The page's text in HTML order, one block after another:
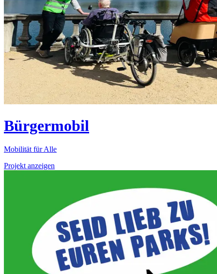
Bürgermobil
Mobilität für Alle
Projekt anzeigen